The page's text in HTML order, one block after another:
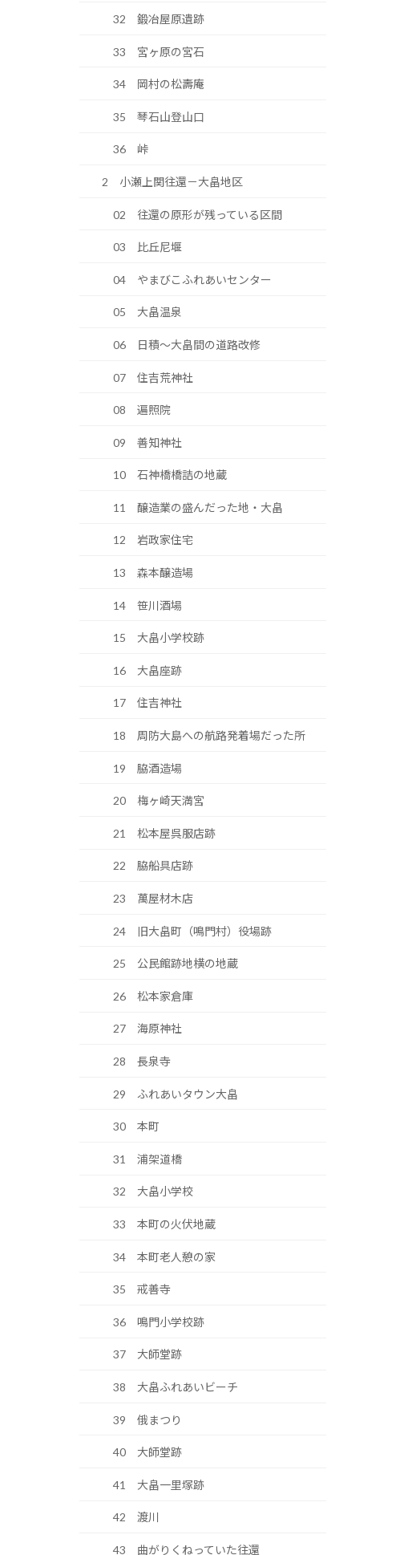
32 鍛冶屋原遺跡
33 宮ヶ原の宮石
34 岡村の松壽庵
35 琴石山登山口
36 峠
2 小瀬上関往還－大畠地区
02 往還の原形が残っている区間
03 比丘尼堰
04 やまびこふれあいセンター
05 大畠温泉
06 日積～大畠間の道路改修
07 住吉荒神社
08 遍照院
09 善知神社
10 石神橋橋詰の地蔵
11 醸造業の盛んだった地・大畠
12 岩政家住宅
13 森本醸造場
14 笹川酒場
15 大畠小学校跡
16 大畠座跡
17 住吉神社
18 周防大島への航路発着場だった所
19 脇酒造場
20 梅ヶ崎天満宮
21 松本屋呉服店跡
22 脇船具店跡
23 萬屋材木店
24 旧大畠町（鳴門村）役場跡
25 公民館跡地横の地蔵
26 松本家倉庫
27 海原神社
28 長泉寺
29 ふれあいタウン大畠
30 本町
31 浦架道橋
32 大畠小学校
33 本町の火伏地蔵
34 本町老人憩の家
35 戒善寺
36 鳴門小学校跡
37 大師堂跡
38 大畠ふれあいビーチ
39 俄まつり
40 大師堂跡
41 大畠一里塚跡
42 渡川
43 曲がりくねっていた往還